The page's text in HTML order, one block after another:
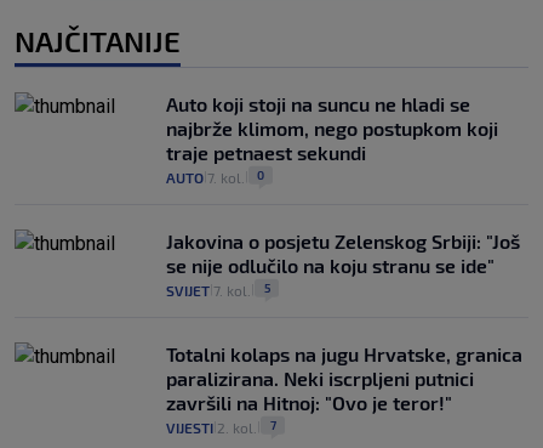
NAJČITANIJE
Auto koji stoji na suncu ne hladi se
najbrže klimom, nego postupkom koji
traje petnaest sekundi
AUTO 7. kol. 0
Jakovina o posjetu Zelenskog Srbiji: "Još
se nije odlučilo na koju stranu se ide"
SVIJET 7. kol. 5
Totalni kolaps na jugu Hrvatske, granica
paralizirana. Neki iscrpljeni putnici
završili na Hitnoj: "Ovo je teror!"
VIJESTI 2. kol. 7